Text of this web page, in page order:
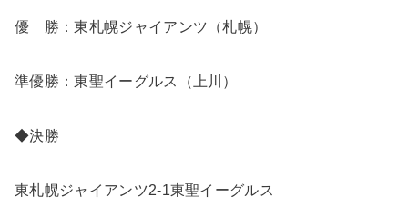
優 勝：東札幌ジャイアンツ（札幌）
準優勝：東聖イーグルス（上川）
◆決勝
東札幌ジャイアンツ2-1東聖イーグルス